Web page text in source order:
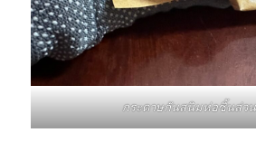
กระดาษกันสนิมห่อชิ้นส่ว